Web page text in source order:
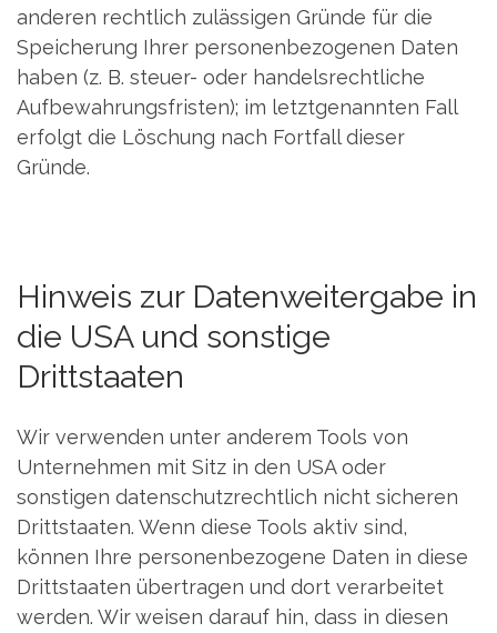
anderen rechtlich zulässigen Gründe für die
Speicherung Ihrer personenbezogenen Daten
haben (z. B. steuer- oder handelsrechtliche
Aufbewahrungsfristen); im letztgenannten Fall
erfolgt die Löschung nach Fortfall dieser
Gründe.
Hinweis zur Datenweitergabe in
die USA und sonstige
Drittstaaten
Wir verwenden unter anderem Tools von
Unternehmen mit Sitz in den USA oder
sonstigen datenschutzrechtlich nicht sicheren
Drittstaaten. Wenn diese Tools aktiv sind,
können Ihre personenbezogene Daten in diese
Drittstaaten übertragen und dort verarbeitet
werden. Wir weisen darauf hin, dass in diesen